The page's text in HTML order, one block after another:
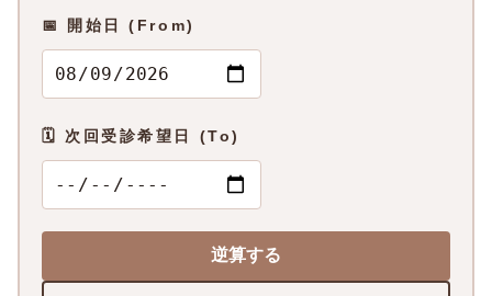
📅 開始日 (From)
🗓 次回受診希望日 (To)
逆算する